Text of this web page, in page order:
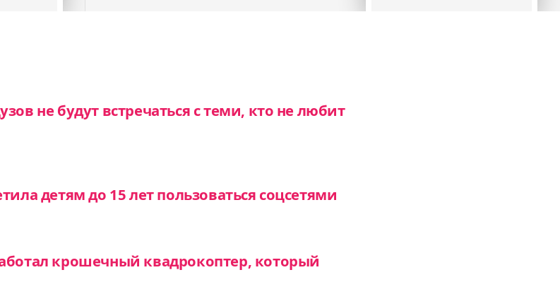
не будут встречаться с теми, кто не любит
детям до 15 лет пользоваться соцсетями
крошечный квадрокоптер, который